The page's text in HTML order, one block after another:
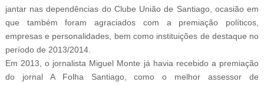
jantar nas dependências do Clube União de Santiago, ocasião em
que também foram agraciados com a premiação políticos,
empresas e personalidades, bem como instituições de destaque no
período de 2013/2014.
Em 2013, o jornalista Miguel Monte já havia recebido a premiação
do jornal A Folha Santiago, como o melhor assessor de